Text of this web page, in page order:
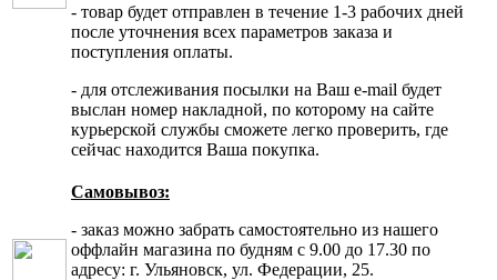
- товар будет отправлен в течение 1-3 рабочих дней
после уточнения всех параметров заказа и
поступления оплаты.
- для отслеживания посылки на Ваш e-mail будет
выслан номер накладной, по которому на сайте
курьерской службы сможете легко проверить, где
сейчас находится Ваша покупка.
Самовывоз:
- заказ можно забрать самостоятельно из нашего
оффлайн магазина по будням с 9.00 до 17.30 по
адресу: г. Ульяновск, ул. Федерации, 25.